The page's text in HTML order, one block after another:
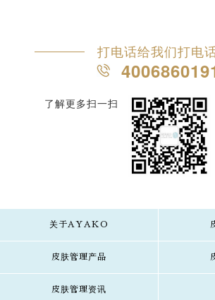
打电话给我们打电
了解更多扫一扫
关于AYAKO
皮肤管理产品
皮肤管理资讯